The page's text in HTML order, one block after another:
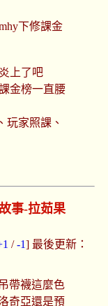
下修課金
上了吧
金榜一直腰
玩家照課、
事-拉茹果
/-1] 最後更新：
帶襪這麼色
奇亞還是預